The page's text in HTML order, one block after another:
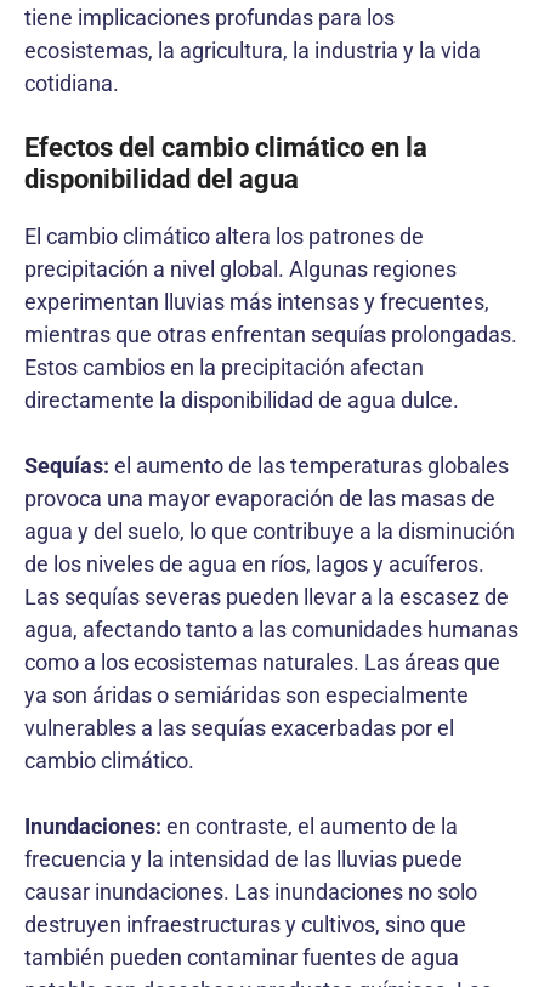
tiene implicaciones profundas para los
ecosistemas, la agricultura, la industria y la vida
cotidiana.
Efectos del cambio climático en la
disponibilidad del agua
El cambio climático altera los patrones de
precipitación a nivel global. Algunas regiones
experimentan lluvias más intensas y frecuentes,
mientras que otras enfrentan sequías prolongadas.
Estos cambios en la precipitación afectan
directamente la disponibilidad de agua dulce.
Sequías: el aumento de las temperaturas globales
provoca una mayor evaporación de las masas de
agua y del suelo, lo que contribuye a la disminución
de los niveles de agua en ríos, lagos y acuíferos.
Las sequías severas pueden llevar a la escasez de
agua, afectando tanto a las comunidades humanas
como a los ecosistemas naturales. Las áreas que
ya son áridas o semiáridas son especialmente
vulnerables a las sequías exacerbadas por el
cambio climático.
Inundaciones: en contraste, el aumento de la
frecuencia y la intensidad de las lluvias puede
causar inundaciones. Las inundaciones no solo
destruyen infraestructuras y cultivos, sino que
también pueden contaminar fuentes de agua